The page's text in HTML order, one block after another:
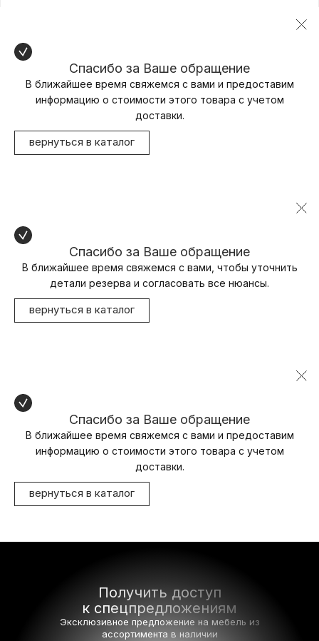
Спасибо за Ваше обращение
В ближайшее время свяжемся с вами и предоставим
информацию о стоимости этого товара с учетом
доставки.
вернуться в каталог
Спасибо за Ваше обращение
В ближайшее время свяжемся с вами, чтобы уточнить
детали резерва и согласовать все нюансы.
вернуться в каталог
Спасибо за Ваше обращение
В ближайшее время свяжемся с вами и предоставим
информацию о стоимости этого товара с учетом
доставки.
вернуться в каталог
Получить доступ
к спецпредложениям
Эксклюзивное предложение на мебель из
ассортимента в наличии